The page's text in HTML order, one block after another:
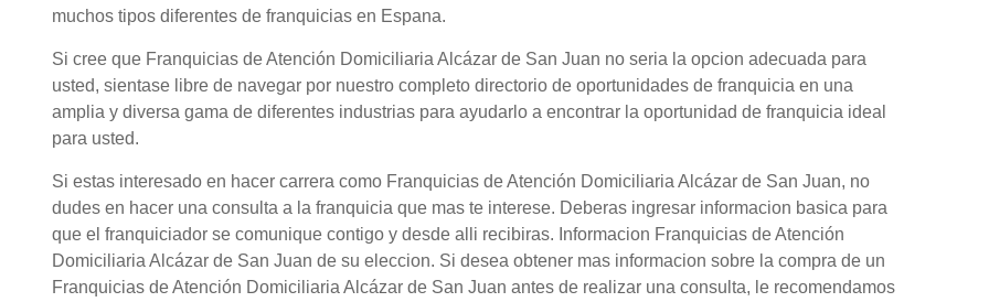
muchos tipos diferentes de franquicias en Espana.
Si cree que Franquicias de Atención Domiciliaria Alcázar de San Juan no seria la opcion adecuada para
usted, sientase libre de navegar por nuestro completo directorio de oportunidades de franquicia en una
amplia y diversa gama de diferentes industrias para ayudarlo a encontrar la oportunidad de franquicia ideal
para usted.
Si estas interesado en hacer carrera como Franquicias de Atención Domiciliaria Alcázar de San Juan, no
dudes en hacer una consulta a la franquicia que mas te interese. Deberas ingresar informacion basica para
que el franquiciador se comunique contigo y desde alli recibiras. Informacion Franquicias de Atención
Domiciliaria Alcázar de San Juan de su eleccion. Si desea obtener mas informacion sobre la compra de un
Franquicias de Atención Domiciliaria Alcázar de San Juan antes de realizar una consulta, le recomendamos